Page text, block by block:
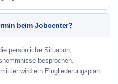
beim Jobcenter?
persönliche Situation,
besprochen.
wird ein Eingliederungsplan